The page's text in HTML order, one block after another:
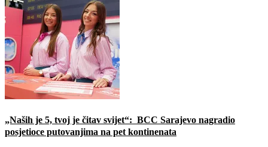
„Naših je 5, tvoj je čitav svijet“: BCC Sarajevo nagradio
posjetioce putovanjima na pet kontinenata